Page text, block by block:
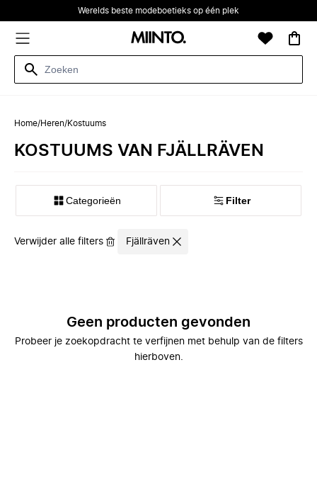
Werelds beste modeboetieks op één plek
Home/Heren/Kostuums
KOSTUUMS VAN FJÄLLRÄVEN
Categorieën Filter
Verwijder alle filters Fjällräven
Geen producten gevonden
Probeer je zoekopdracht te verfijnen met behulp van de filters
hierboven.